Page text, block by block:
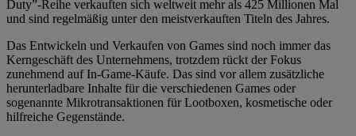
Duty”-Reihe verkauften sich weltweit mehr als 425 Millionen Mal
und sind regelmäßig unter den meistverkauften Titeln des Jahres.
Das Entwickeln und Verkaufen von Games sind noch immer das
Kerngeschäft des Unternehmens, trotzdem rückt der Fokus
zunehmend auf In-Game-Käufe. Das sind vor allem zusätzliche
herunterladbare Inhalte für die verschiedenen Games oder
sogenannte Mikrotransaktionen für Lootboxen, kosmetische oder
hilfreiche Gegenstände.